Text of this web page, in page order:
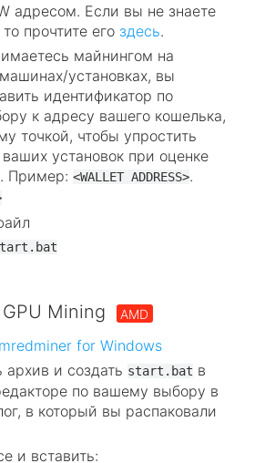
адресом. Если вы не знаете
прочтите его здесь.
майнингом на
установках, вы
идентификатор по
к адресу вашего кошелька,
точкой, чтобы упростить
установок при оценке
Пример: <WALLET ADDRESS>.
Mining AMD
for Windows
архив и создать start.bat в
по вашему выбору в
в который вы распаковали
и вставить: